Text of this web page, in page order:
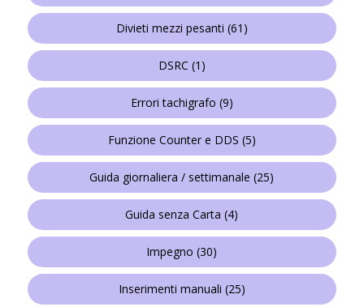
Divieti mezzi pesanti (61)
DSRC (1)
Errori tachigrafo (9)
Funzione Counter e DDS (5)
Guida giornaliera / settimanale (25)
Guida senza Carta (4)
Impegno (30)
Inserimenti manuali (25)